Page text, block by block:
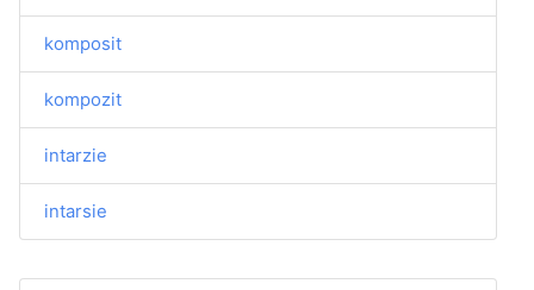
komposit
kompozit
intarzie
intarsie